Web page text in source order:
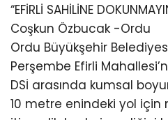
“EFİRLİ SAHİLİNE
Coşkun Özbucak -Ordu
Ordu Büyükşehir
Perşembe Efirli
DSİ arasında kumsal
10 metre enindeki yol için